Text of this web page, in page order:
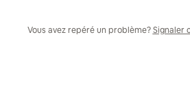
Vous avez repéré un problème? Signaler